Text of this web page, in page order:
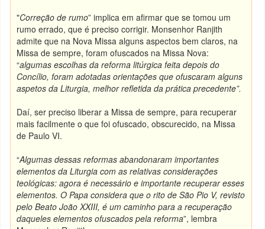
"Correção de rumo” implica em afirmar que se tomou um
rumo errado, que é preciso corrigir. Monsenhor Ranjith
admite que na Nova Missa alguns aspectos bem claros, na
Missa de sempre, foram ofuscados na Missa Nova:
“algumas escolhas da reforma litúrgica feita depois do
Concílio, foram adotadas orientações que ofuscaram alguns
aspetos da Liturgia, melhor refletida da prática precedente”.
Daí, ser preciso liberar a Missa de sempre, para recuperar
mais facilmente o que foi ofuscado, obscurecido, na Missa
de Paulo VI.
“Algumas dessas reformas abandonaram importantes
elementos da Liturgia com as relativas considerações
teológicas: agora é necessário e importante recuperar esses
elementos. O Papa considera que o rito de São Pio V, revisto
pelo Beato João XXIII, é um caminho para a recuperação
daqueles elementos ofuscados pela reforma”, lembra